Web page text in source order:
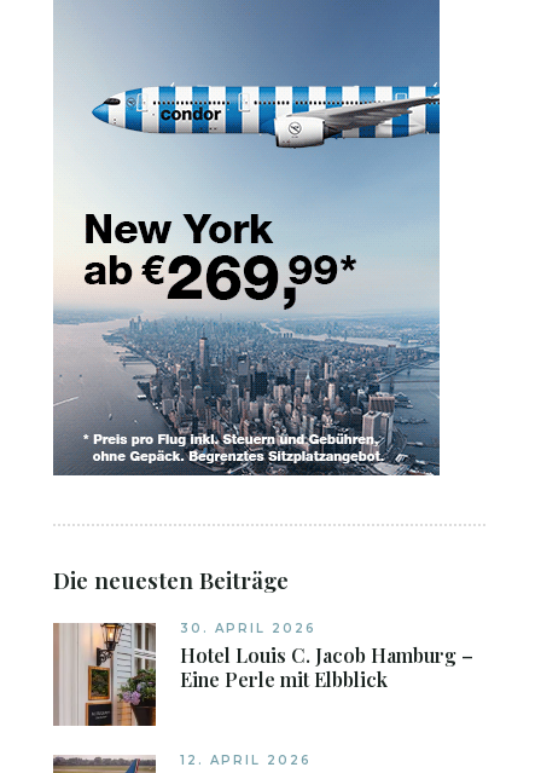
Die neuesten Beiträge
30. APRIL 2026
Hotel Louis C. Jacob Hamburg –
Eine Perle mit Elbblick
12. APRIL 2026